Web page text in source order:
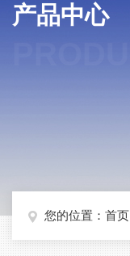
产品中心
您的位置： 首页